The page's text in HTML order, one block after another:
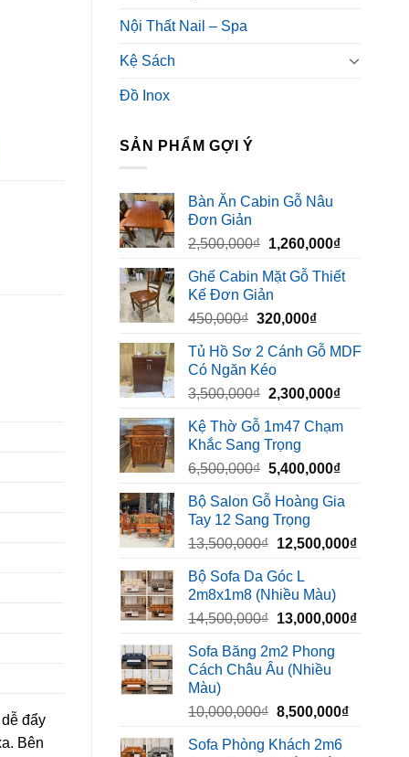
Nội Thất Nail – Spa
Kệ Sách
Đồ Inox
SẢN PHẨM GỢI Ý
Bàn Ăn Cabin Gỗ Nâu
Đơn Giản
2,500,000₫ Giá
là:
2,500,000₫.
1,260,000₫Giá
tại
Ghế Cabin Mặt Gỗ Thiết
Kế Đơn Giản
450,000₫ Giá
là:
450,000₫.
320,000₫Giá
tại
320,000₫.
Tủ Hồ Sơ 2 Cánh Gỗ MDF
Có Ngăn Kéo
3,500,000₫ Giá
là:
3,500,000₫.
2,300,000₫Giá
tại
Kệ Thờ Gỗ 1m47 Chạm
Khắc Sang Trọng
6,500,000₫ Giá
là:
6,500,000₫.
5,400,000₫Giá
tại
Bộ Salon Gỗ Hoàng Gia
Tay 12 Sang Trọng
13,500,000₫ Giá
là:
13,500,000₫.
12,500,000₫Giá
Bộ Sofa Da Góc L
2m8x1m8 (Nhiều Màu)
14,500,000₫ Giá
là:
14,500,000₫.
13,000,000₫Giá
Sofa Băng 2m2 Phong
Cách Châu Âu (Nhiều
Màu)
10,000,000₫ Giá
là:
8,500,000₫Giá
Sofa Phòng Khách 2m6
đẩy
Bên